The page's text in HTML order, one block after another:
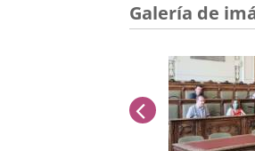
Galería de
anterior